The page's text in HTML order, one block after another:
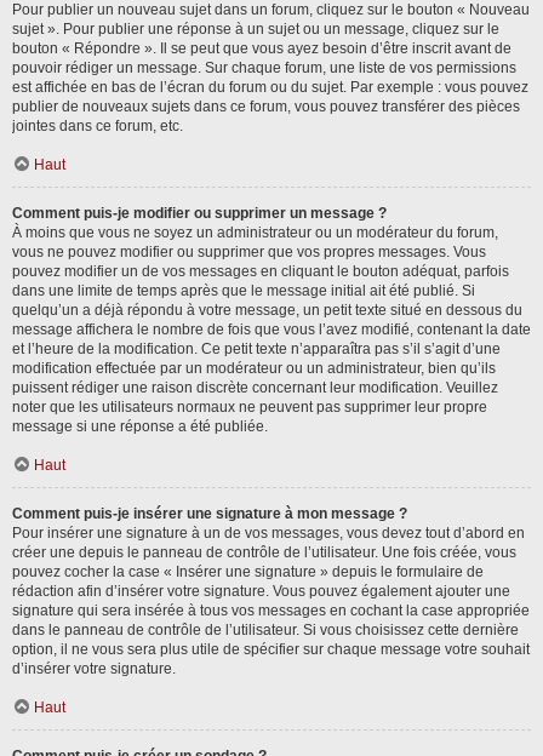
Pour publier un nouveau sujet dans un forum, cliquez sur le bouton « Nouveau
sujet ». Pour publier une réponse à un sujet ou un message, cliquez sur le
bouton « Répondre ». Il se peut que vous ayez besoin d’être inscrit avant de
pouvoir rédiger un message. Sur chaque forum, une liste de vos permissions
est affichée en bas de l’écran du forum ou du sujet. Par exemple : vous pouvez
publier de nouveaux sujets dans ce forum, vous pouvez transférer des pièces
jointes dans ce forum, etc.
Haut
Comment puis-je modifier ou supprimer un message ?
À moins que vous ne soyez un administrateur ou un modérateur du forum,
vous ne pouvez modifier ou supprimer que vos propres messages. Vous
pouvez modifier un de vos messages en cliquant le bouton adéquat, parfois
dans une limite de temps après que le message initial ait été publié. Si
quelqu’un a déjà répondu à votre message, un petit texte situé en dessous du
message affichera le nombre de fois que vous l’avez modifié, contenant la date
et l’heure de la modification. Ce petit texte n’apparaîtra pas s’il s’agit d’une
modification effectuée par un modérateur ou un administrateur, bien qu’ils
puissent rédiger une raison discrète concernant leur modification. Veuillez
noter que les utilisateurs normaux ne peuvent pas supprimer leur propre
message si une réponse a été publiée.
Haut
Comment puis-je insérer une signature à mon message ?
Pour insérer une signature à un de vos messages, vous devez tout d’abord en
créer une depuis le panneau de contrôle de l’utilisateur. Une fois créée, vous
pouvez cocher la case « Insérer une signature » depuis le formulaire de
rédaction afin d’insérer votre signature. Vous pouvez également ajouter une
signature qui sera insérée à tous vos messages en cochant la case appropriée
dans le panneau de contrôle de l’utilisateur. Si vous choisissez cette dernière
option, il ne vous sera plus utile de spécifier sur chaque message votre souhait
d’insérer votre signature.
Haut